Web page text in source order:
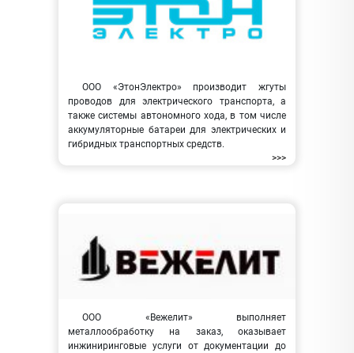
ООО «ЭтонЭлектро» производит жгуты
проводов для электрического транспорта, а
также системы автономного хода, в том числе
аккумуляторные батареи для электрических и
гибридных транспортных средств.
>>>
ООО «Вежелит» выполняет
металлообработку на заказ, оказывает
инжиниринговые услуги от документации до